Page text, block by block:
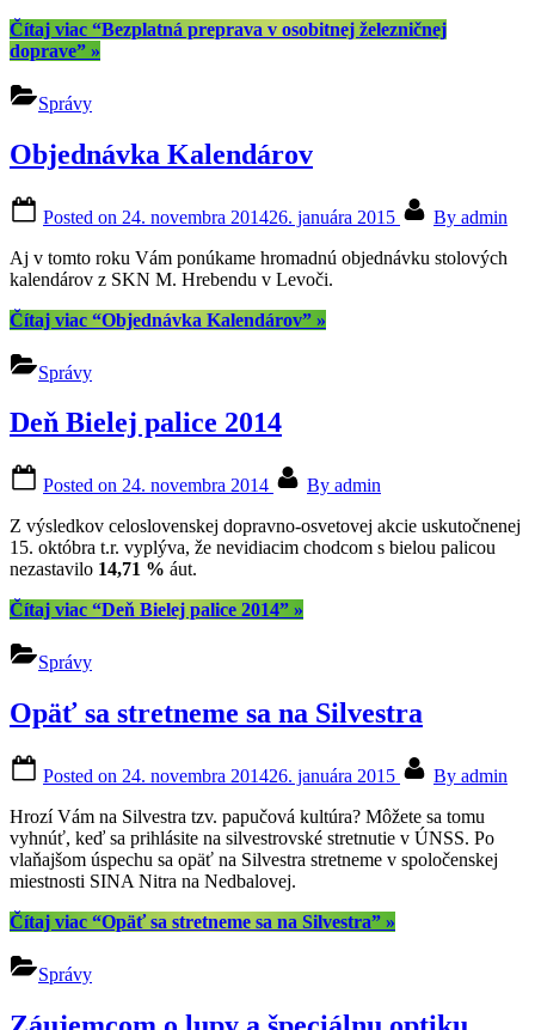
Čítaj viac “Bezplatná preprava v osobitnej železničnej
doprave” »
Správy
Objednávka Kalendárov
Posted on 24. novembra 201426. januára 2015 By admin
Aj v tomto roku Vám ponúkame hromadnú objednávku stolových
kalendárov z SKN M. Hrebendu v Levoči.
Čítaj viac “Objednávka Kalendárov” »
Správy
Deň Bielej palice 2014
Posted on 24. novembra 2014 By admin
Z výsledkov celoslovenskej dopravno-osvetovej akcie uskutočnenej
15. októbra t.r. vyplýva, že nevidiacim chodcom s bielou palicou
nezastavilo 14,71 % áut.
Čítaj viac “Deň Bielej palice 2014” »
Správy
Opäť sa stretneme sa na Silvestra
Posted on 24. novembra 201426. januára 2015 By admin
Hrozí Vám na Silvestra tzv. papučová kultúra? Môžete sa tomu
vyhnúť, keď sa prihlásite na silvestrovské stretnutie v ÚNSS. Po
vlaňajšom úspechu sa opäť na Silvestra stretneme v spoločenskej
miestnosti SINA Nitra na Nedbalovej.
Čítaj viac “Opäť sa stretneme sa na Silvestra” »
Správy